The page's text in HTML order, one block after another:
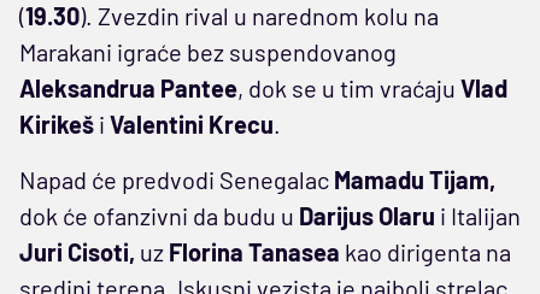
(19.30). Zvezdin rival u narednom kolu na
Marakani igraće bez suspendovanog
Aleksandrua Pantee, dok se u tim vraćaju Vlad
Kirikeš i Valentini Krecu.
Napad će predvodi Senegalac Mamadu Tijam,
dok će ofanzivni da budu u Darijus Olaru i Italijan
Juri Cisoti, uz Florina Tanasea kao dirigenta na
sredini terena. Iskusni vezista je najbolj strelac